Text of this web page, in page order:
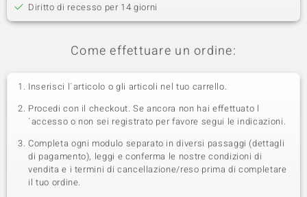
Diritto di recesso per 14 giorni
Come effettuare un ordine:
Inserisci l´articolo o gli articoli nel tuo carrello.
Procedi con il checkout. Se ancora non hai effettuato l
´accesso o non sei registrato per favore segui le indicazioni.
Completa ogni modulo separato in diversi passaggi (dettagli
di pagamento), leggi e conferma le nostre condizioni di
vendita e i termini di cancellazione/reso prima di completare
il tuo ordine.